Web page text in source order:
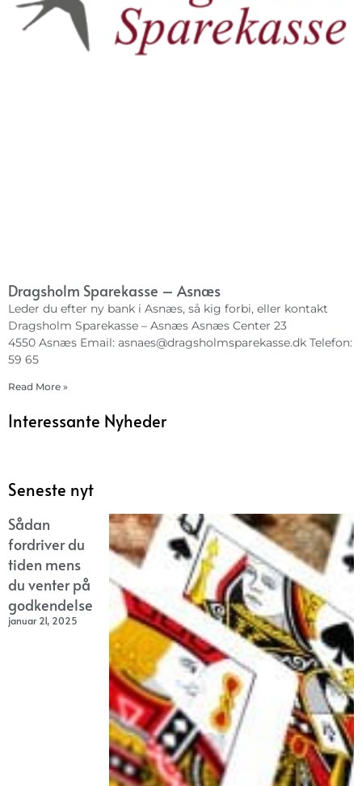
Dragsholm Sparekasse – Asnæs
Leder du efter ny bank i Asnæs, så kig forbi, eller kontakt
Dragsholm Sparekasse – Asnæs Asnæs Center 23
4550 Asnæs Email: asnaes@dragsholmsparekasse.dk Telefon:
59 65
Read More »
Interessante Nyheder
Seneste nyt
Sådan
fordriver du
tiden mens
du venter på
godkendelse
januar 21, 2025